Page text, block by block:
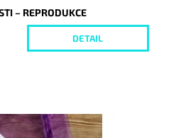
– REPRODUKCE
DETAIL